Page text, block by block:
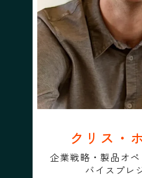
クリス・
企業戦略・製品オ
バイスプレ